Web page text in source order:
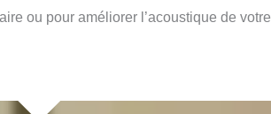
ou pour améliorer l’acoustique de